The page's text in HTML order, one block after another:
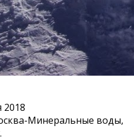
2018
Минеральные воды,